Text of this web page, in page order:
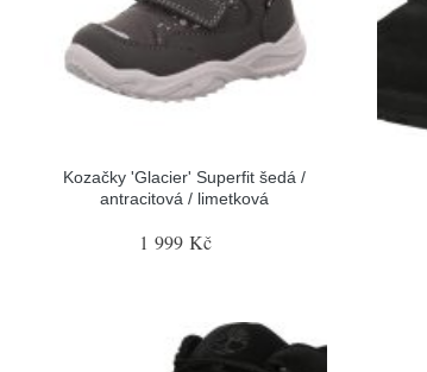
Kozačky 'Glacier' Superfit šedá /
antracitová / limetková
1 999 Kč